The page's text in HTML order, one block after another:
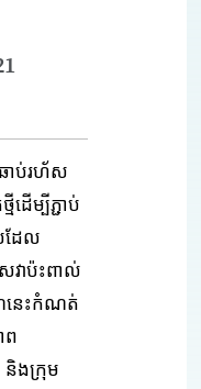
ឆាប់រហ័ស
ដើម្បីភ្ជាប់
ដែល
វាប៉ះពាល់
ណ៍នេះកំណត់
ព
និងក្រុម